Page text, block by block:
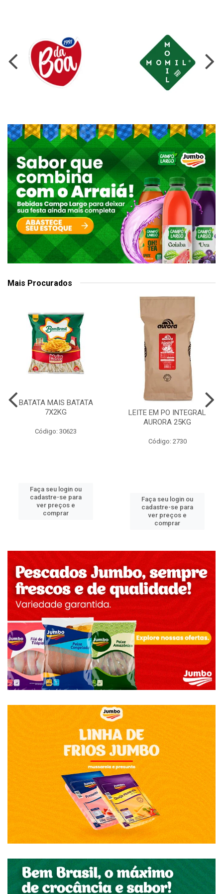
Mais Procurados
BATATA MAIS BATATA
7X2KG
Código: 30623
Faça seu login ou
cadastre-se para
ver preços e
comprar
LEITE EM PO INTEGRAL
AURORA 25KG
Código: 2730
Faça seu login ou
cadastre-se para
ver preços e
comprar